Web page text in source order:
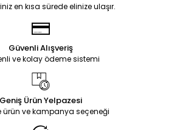
en kısa sürede elinize ulaşır.
Güvenli Alışveriş
ve kolay ödeme sistemi
Geniş Ürün Yelpazesi
ürün ve kampanya seçeneği